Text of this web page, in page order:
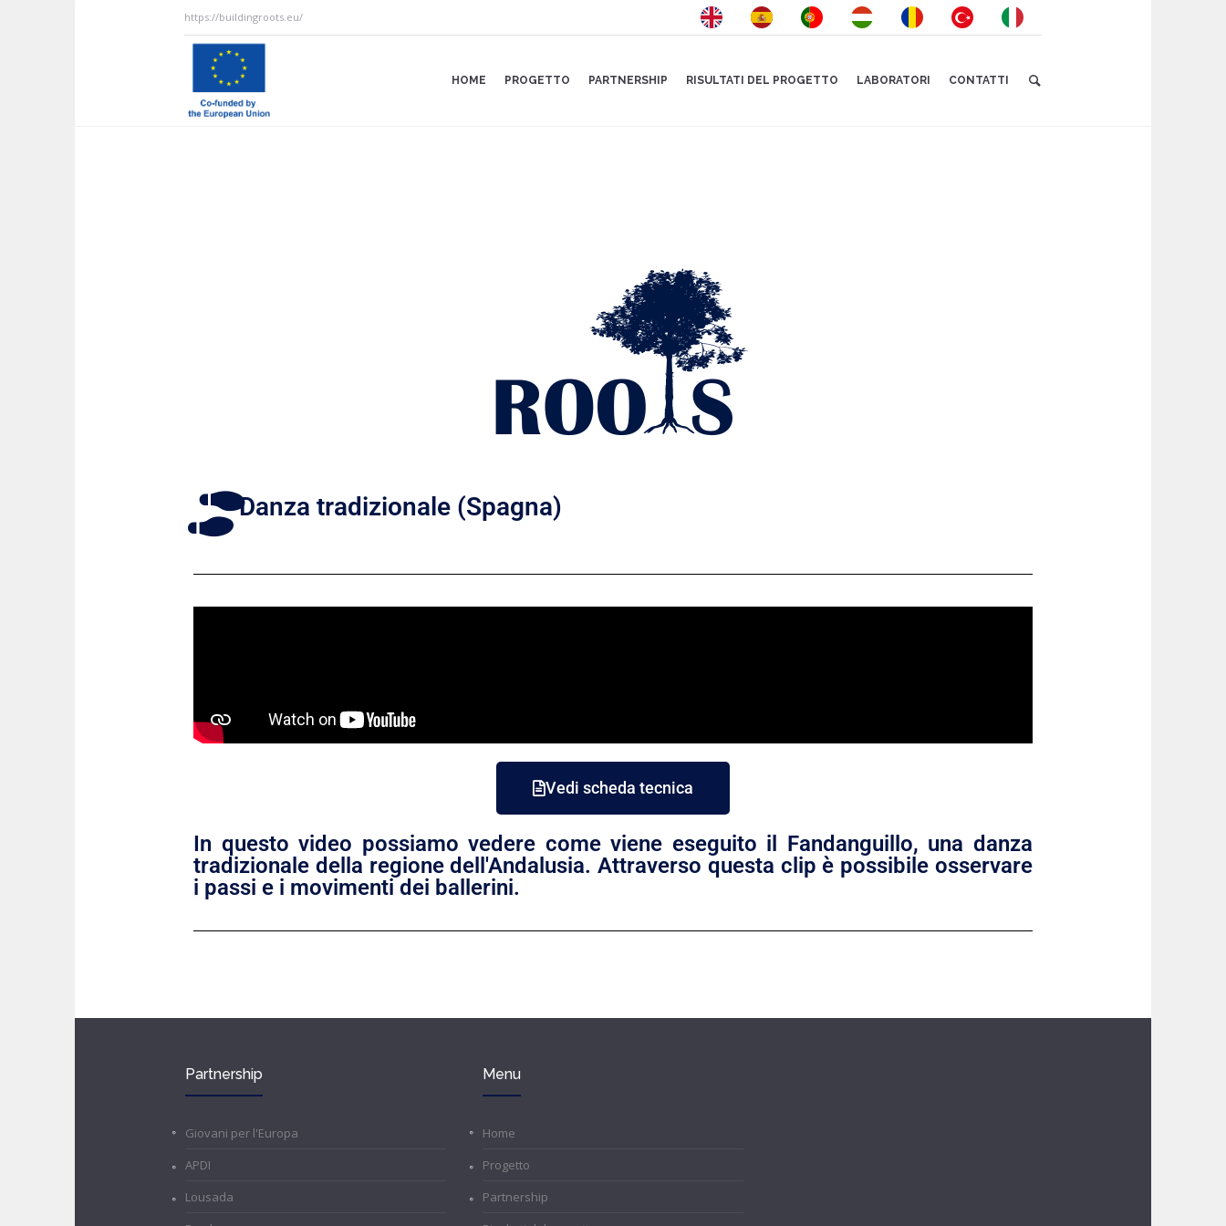
https://buildingroots.eu/
HOME PROGETTO PARTNERSHIP RISULTATI DEL PROGETTO LABORATORI CONTATTI
Danza tradizionale (Spagna)
Vedi scheda tecnica
In questo video possiamo vedere come viene eseguito il Fandanguillo, una danza
tradizionale della regione dell'Andalusia. Attraverso questa clip è possibile osservare
i passi e i movimenti dei ballerini.
Partnership
Giovani per l'Europa
APDI
Lousada
Menu
Home
Progetto
Partnership